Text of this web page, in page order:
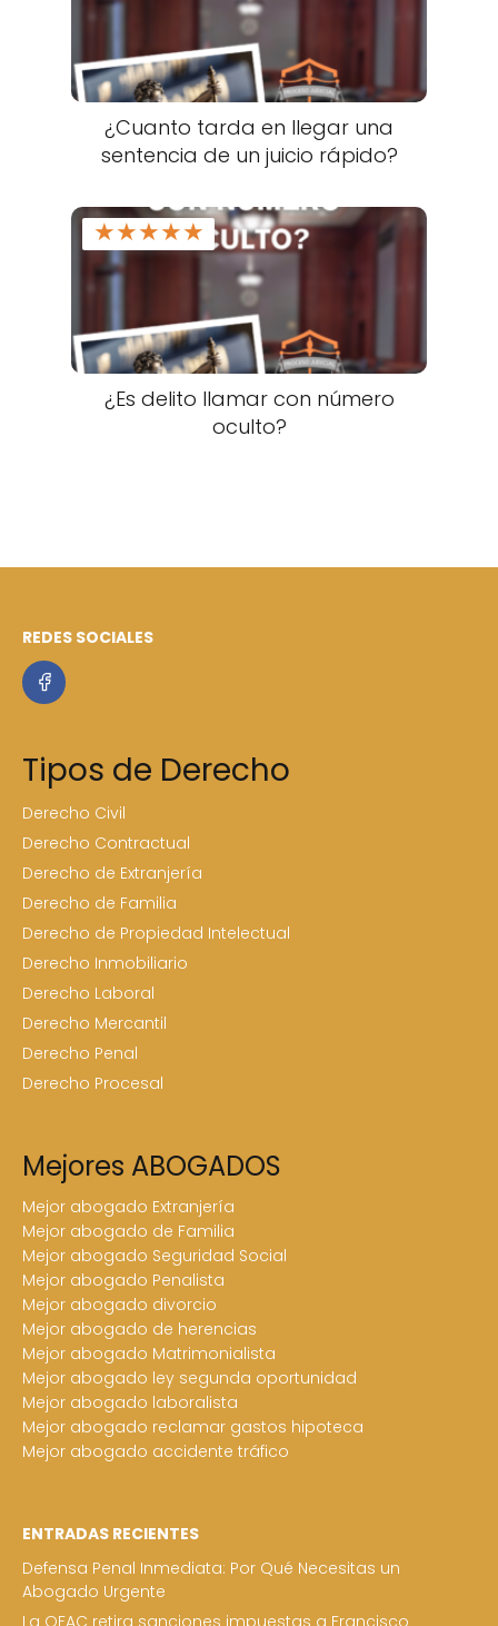
¿Cuanto tarda en llegar una
sentencia de un juicio rápido?
★★★★★
¿Es delito llamar con número
oculto?
REDES SOCIALES
Tipos de Derecho
Derecho Civil
Derecho Contractual
Derecho de Extranjería
Derecho de Familia
Derecho de Propiedad Intelectual
Derecho Inmobiliario
Derecho Laboral
Derecho Mercantil
Derecho Penal
Derecho Procesal
Mejores ABOGADOS
Mejor abogado Extranjería
Mejor abogado de Familia
Mejor abogado Seguridad Social
Mejor abogado Penalista
Mejor abogado divorcio
Mejor abogado de herencias
Mejor abogado Matrimonialista
Mejor abogado ley segunda oportunidad
Mejor abogado laboralista
Mejor abogado reclamar gastos hipoteca
Mejor abogado accidente tráfico
ENTRADAS RECIENTES
Defensa Penal Inmediata: Por Qué Necesitas un
Abogado Urgente
La OFAC retira sanciones impuestas a Francisco